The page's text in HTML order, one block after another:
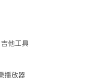
他工具
播放器